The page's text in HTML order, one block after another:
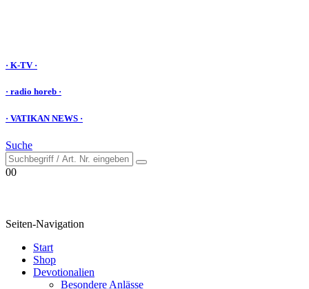
· K-TV ·
· radio horeb ·
· VATIKAN NEWS ·
Suche
00
Seiten-Navigation
Start
Shop
Devotionalien
Besondere Anlässe